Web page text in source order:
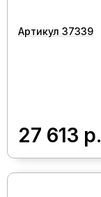
Артикул 37339
27 613 р.